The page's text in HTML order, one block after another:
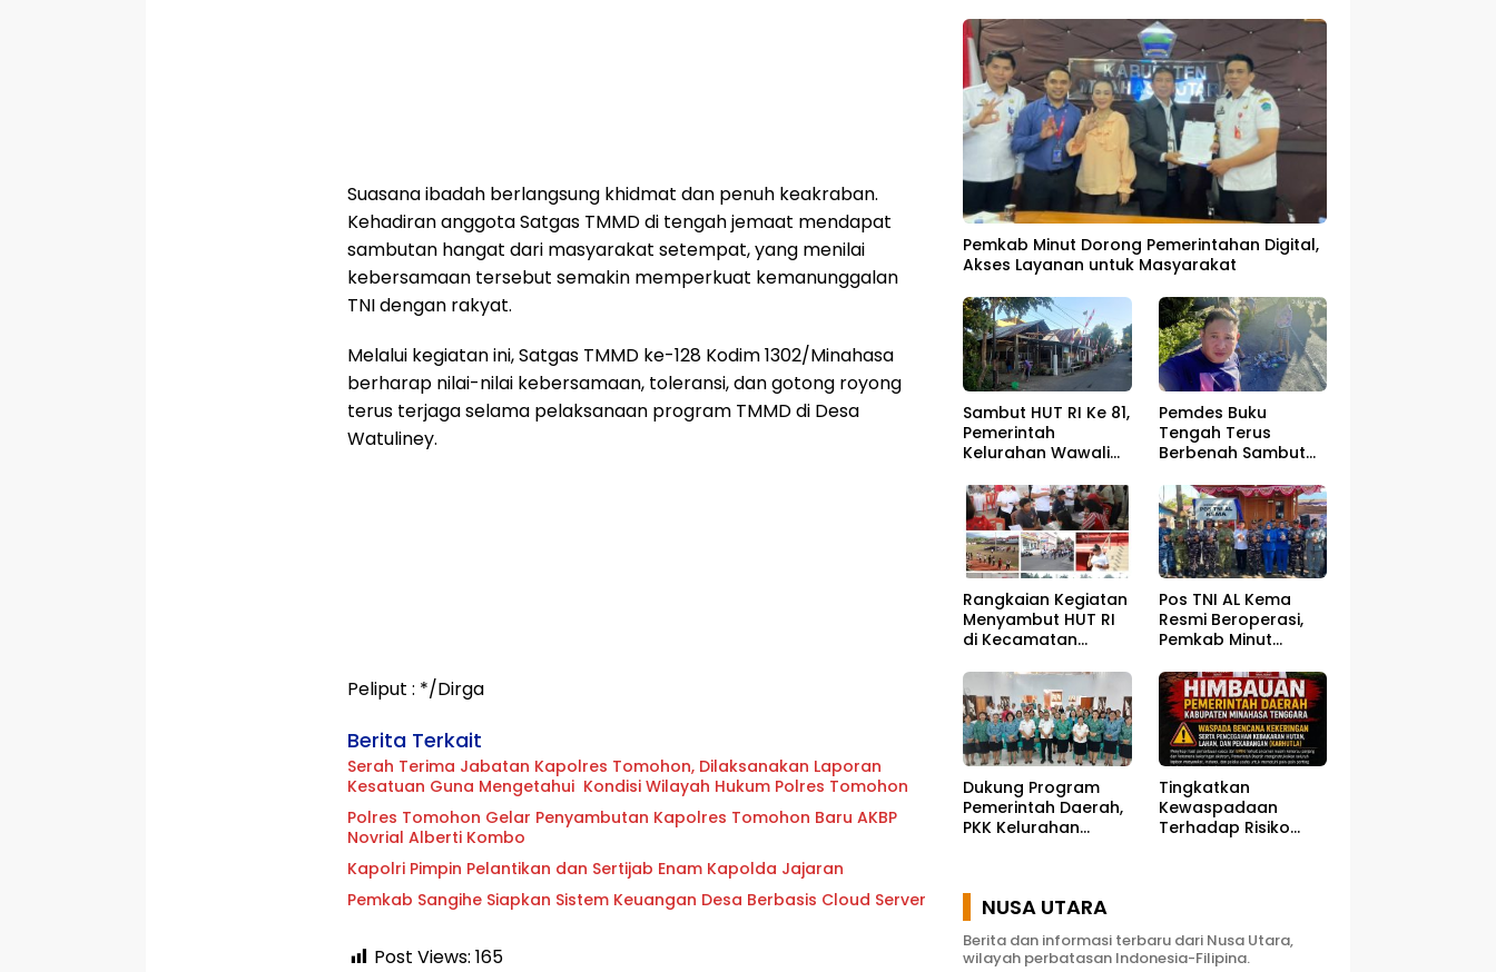
Suasana ibadah berlangsung khidmat dan penuh keakraban.
Kehadiran anggota Satgas TMMD di tengah jemaat mendapat
sambutan hangat dari masyarakat setempat, yang menilai
kebersamaan tersebut semakin memperkuat kemanunggalan
TNI dengan rakyat.
Melalui kegiatan ini, Satgas TMMD ke-128 Kodim 1302/Minahasa
berharap nilai-nilai kebersamaan, toleransi, dan gotong royong
terus terjaga selama pelaksanaan program TMMD di Desa
Watuliney.
Peliput : */Dirga
Berita Terkait
Serah Terima Jabatan Kapolres Tomohon, Dilaksanakan Laporan
Kesatuan Guna Mengetahui Kondisi Wilayah Hukum Polres Tomohon
Polres Tomohon Gelar Penyambutan Kapolres Tomohon Baru AKBP
Novrial Alberti Kombo
Kapolri Pimpin Pelantikan dan Sertijab Enam Kapolda Jajaran
Pemkab Sangihe Siapkan Sistem Keuangan Desa Berbasis Cloud Server
Post Views: 165
Pemkab Minut Dorong Pemerintahan Digital,
Akses Layanan untuk Masyarakat
Sambut HUT RI Ke 81,
Pemerintah
Kelurahan Wawali
Bersih
Pemdes Buku
Tengah Terus
Berbenah Sambut
Rangkaian Kegiatan
Menyambut HUT RI
di Kecamatan
Buka
Pos TNI AL Kema
Resmi Beroperasi,
Pemkab Minut
Perlindungan
Nelayan Meningkat
Dukung Program
Pemerintah Daerah,
PKK Kelurahan
Pemberdayaan
Masyarakat
Tingkatkan
Kewaspadaan
Terhadap Risiko
NUSA UTARA
Berita dan informasi terbaru dari Nusa Utara,
wilayah perbatasan Indonesia-Filipina.